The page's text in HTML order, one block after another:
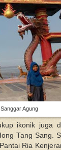
Agung
ikonik juga
Tang Sang.
Ria